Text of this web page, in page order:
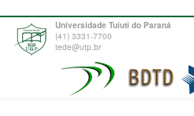
Universidade Tuiuti do Paraná
(41) 3331-7700
tede@utp.br